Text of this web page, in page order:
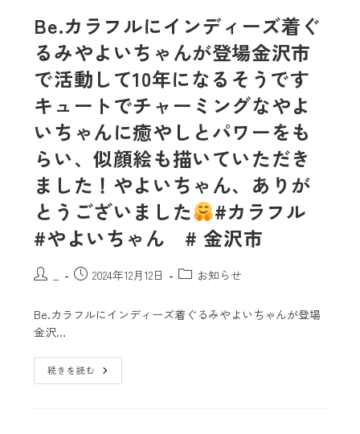
Be.カラフルにインディーズ着ぐ
るみやよいちゃんが登場金沢市
で活動して10年になるそうです
キュートでチャーミングなやよ
いちゃんに癒やしとパワーをも
らい、似顔絵も描いていただき
ました！ やよいちゃん、ありが
とうございました
#カラフル
#やよいちゃん # 金沢市
2024年12月12日 お知らせ
Be.カラフルにインディーズ着ぐるみやよいちゃんが登場️
金沢…
続きを読む